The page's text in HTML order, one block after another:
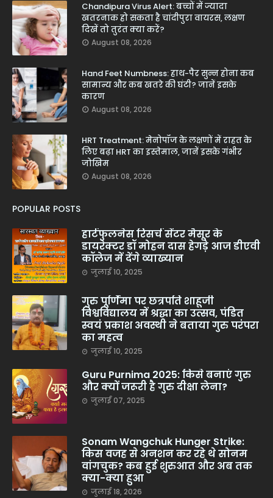
Chandipura Virus Alert: बच्चों में ज्यादा
खतरनाक हो सकता है चांदीपुरा वायरस, लक्षण
दिखें तो तुरंत क्या करें?
August 08, 2026
Hand Feet Numbness: हाथ-पैर सुन्न होना कब
सामान्य और कब खतरे की घंटी? जानें इसके
कारण
August 08, 2026
HRT Treatment: मेनोपॉज के लक्षणों में राहत के
लिए बढ़ा HRT का इस्तेमाल, जानें इसके गंभीर
जोखिम
August 08, 2026
POPULAR POSTS
हार्टफुलनेस रिसर्च सेंटर मैसूर के
डायरेक्टर डॉ मोहन दास हेगड़े आज डीएवी
कॉलेज में देंगे व्याख्यान
जुलाई 10, 2025
गुरु पूर्णिमा पर छत्रपति शाहूजी
विश्वविद्यालय में श्रद्धा का उत्सव, पंडित
स्वयं प्रकाश अवस्थी ने बताया गुरु परंपरा
का महत्व
जुलाई 10, 2025
Guru Purnima 2025: किसे बनाएं गुरु
और क्यों जरूरी है गुरु दीक्षा लेना?
जुलाई 07, 2025
Sonam Wangchuk Hunger Strike:
किस वजह से अनशन कर रहे थे सोनम
वांगचुक? कब हुई शुरुआत और अब तक
क्या-क्या हुआ
जुलाई 18, 2026